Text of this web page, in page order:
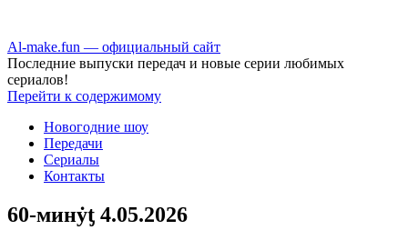
Аl-make.fun — официальный сайт
Последние выпуски передач и новые серии любимых
сериалов!
Перейти к содержимому
Новогодние шоу
Передачи
Сериалы
Контакты
60-минẏƫ 4.05.2026